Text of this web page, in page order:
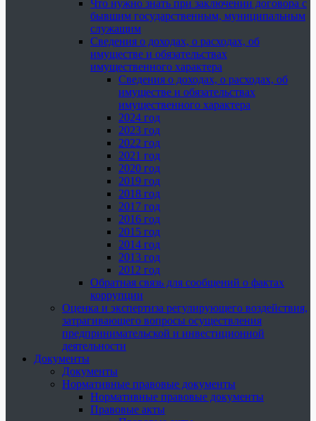
Что нужно знать при заключении договора с
бывшим государственным, муниципальным
служащим
Сведения о доходах, о расходах, об
имуществе и обязательствах
имущественного характера
Сведения о доходах, о расходах, об
имуществе и обязательствах
имущественного характера
2024 год
2023 год
2022 год
2021 год
2020 год
2019 год
2018 год
2017 год
2016 год
2015 год
2014 год
2013 год
2012 год
Обратная связь для сообщений о фактах
коррупции
Оценка и экспертиза регулирующего воздействия,
затрагивающего вопросы осуществления
предпринимательской и инвестиционной
деятельности
Документы
Документы
Нормативные правовые документы
Нормативные правовые документы
Правовые акты